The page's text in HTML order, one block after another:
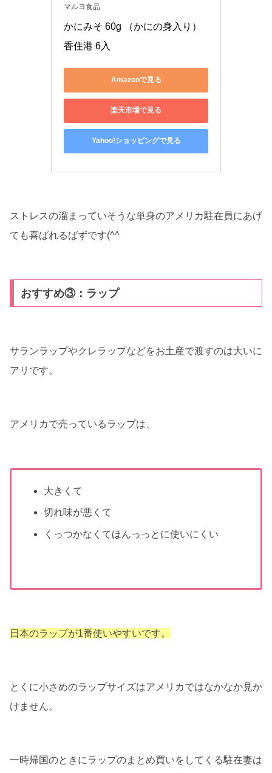
マルヨ食品
かにみそ 60g （かにの身入り）
香住港 6入
Amazonで見る
楽天市場で見る
Yahoo!ショッピングで見る
ストレスの溜まっていそうな単身のアメリカ駐在員にあげ
ても喜ばれるばずです(^^
おすすめ③：ラップ
サランラップやクレラップなどをお土産で渡すのは大いに
アリです。
アメリカで売っているラップは、
大きくて
切れ味が悪くて
くっつかなくてほんっっとに使いにくい
日本のラップが1番使いやすいです。
とくに小さめのラップサイズはアメリカではなかなか見か
けません。
一時帰国のときにラップのまとめ買いをしてくる駐在妻は